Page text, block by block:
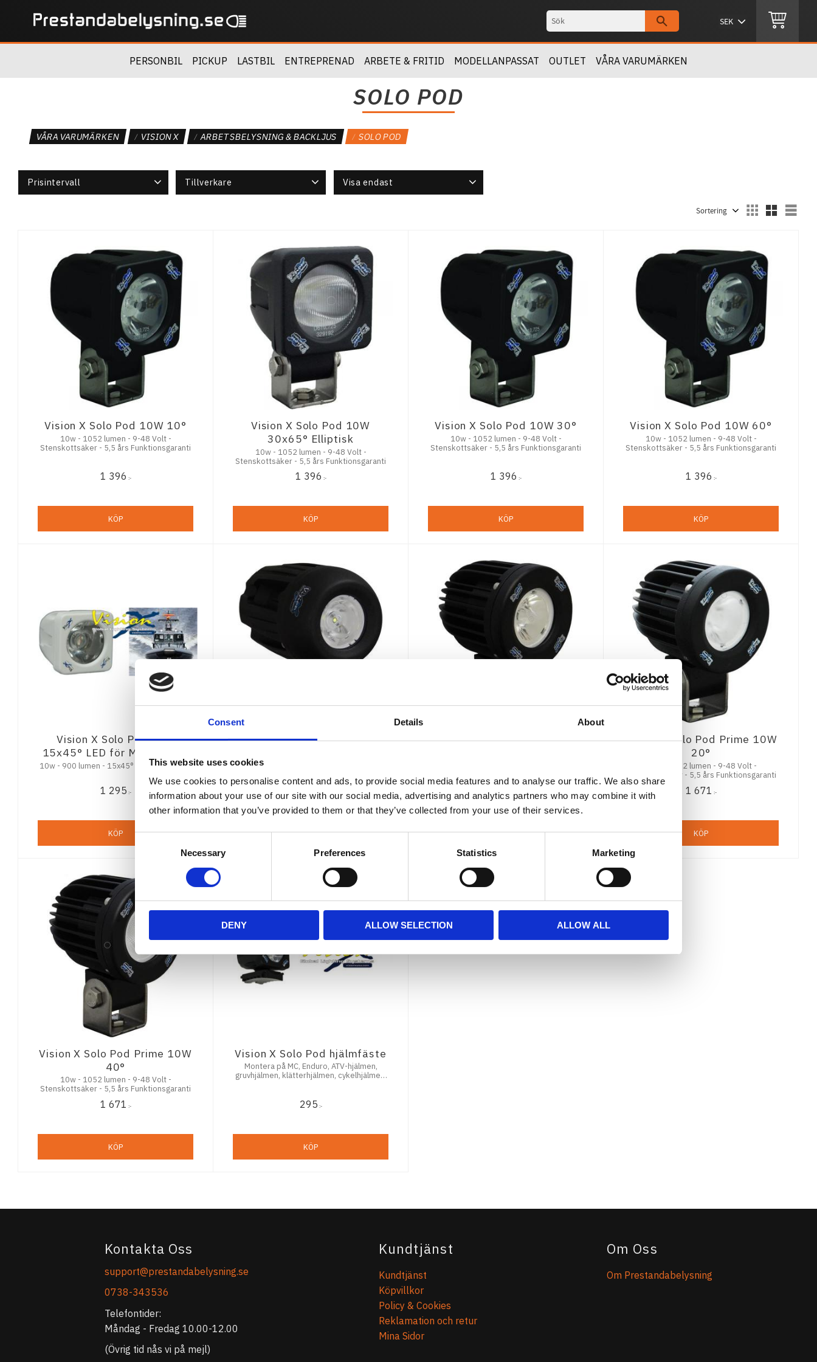
Consent Details About
This website uses cookies
We use cookies to personalise content and ads, to provide social media features and to analyse our traffic. We also share
information about your use of our site with our social media, advertising and analytics partners who may combine it with
other information that you’ve provided to them or that they’ve collected from your use of their services.
Necessary Preferences Statistics Marketing
DENY ALLOW SELECTION ALLOW ALL
PERSONBIL PICKUP LASTBIL ENTREPRENAD ARBETE & FRITID MODELLANPASSAT OUTLET VÅRA VARUMÄRKEN
SOLO POD
VÅRA VARUMÄRKEN VISION X ARBETSBELYSNING & BACKLJUS SOLO POD
Prisintervall Tillverkare Visa endast
Vision X Solo Pod 10W 10°
10w - 1052 lumen - 9-48 Volt -
Stenskottsäker - 5,5 års Funktionsgaranti
1 396 :-
KÖP
Vision X Solo Pod 10W
30x65° Elliptisk
10w - 1052 lumen - 9-48 Volt -
Stenskottsäker - 5,5 års Funktionsgaranti
1 396 :-
KÖP
Vision X Solo Pod 10W 30°
10w - 1052 lumen - 9-48 Volt -
Stenskottsäker - 5,5 års Funktionsgaranti
1 396 :-
KÖP
Vision X Solo Pod 10W 60°
10w - 1052 lumen - 9-48 Volt -
Stenskottsäker - 5,5 års Funktionsgaranti
1 396 :-
KÖP
Vision X Solo Pod 10w
15x45° LED för Marint bruk
10w - 900 lumen - 15x45° - 5,5 års garanti
1 295 :-
KÖP
Vision X Solo Pod Mini 5W
5w - 528 lumen - 9-48V - Stenskottsäker -
1 185 :-
KÖP
Vision X Solo Pod Prime 10W
1 671
KÖP
Vision X Solo Pod Prime 10W
20°
10w - 1052 lumen - 9-48 Volt -
Stenskottsäker - 5,5 års Funktionsgaranti
1 671 :-
KÖP
Vision X Solo Pod Prime 10W
40°
10w - 1052 lumen - 9-48 Volt -
Stenskottsäker - 5,5 års Funktionsgaranti
1 671 :-
KÖP
Vision X Solo Pod hjälmfäste
Montera på MC, Enduro, ATV-hjälmen,
gruvhjälmen, klätterhjälmen, cykelhjälmen,
295 :-
KÖP
Kontakta Oss
support@prestandabelysning.se
0738-343536
Telefontider:
Måndag - Fredag 10.00-12.00
(Övrig tid nås vi på mejl)
Kundtjänst
Kundtjänst
Köpvillkor
Policy & Cookies
Reklamation och retur
Mina Sidor
Om Oss
Om Prestandabelysning